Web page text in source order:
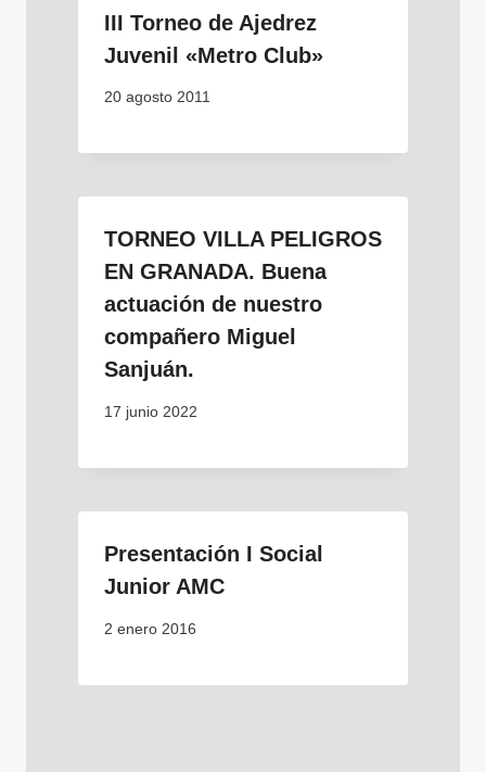
III Torneo de Ajedrez
Juvenil «Metro Club»
20 agosto 2011
TORNEO VILLA PELIGROS
EN GRANADA. Buena
actuación de nuestro
compañero Miguel
Sanjuán.
17 junio 2022
Presentación I Social
Junior AMC
2 enero 2016